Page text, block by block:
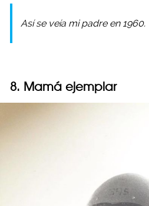
Así se veía mi padre en 1960.
8. Mamá ejemplar